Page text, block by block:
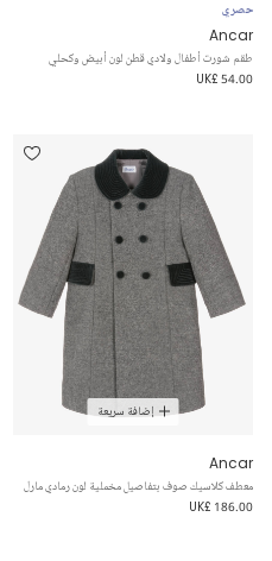
حصري
Ancar
طقم شورت أطفال ولادي قطن لون أبيض وكحلي
UK£ 54.00
إضافة سريعة
Ancar
معطف كلاسيك صوف بتفاصيل مخملية لون رمادي مارل
UK£ 186.00